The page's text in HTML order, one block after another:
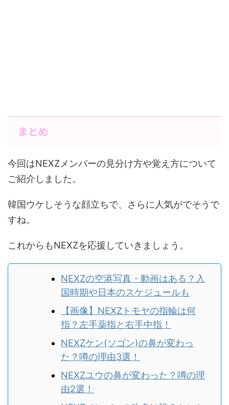
まとめ
今回はNEXZメンバーの見分け方や覚え方について
ご紹介しました。
韓国ウケしそうな顔立ちで、さらに人気がでそうで
すね。
これからもNEXZを応援していきましょう。
NEXZの空港写真・動画はある？入
国時期や日本のスケジュールも
【画像】NEXZトモヤの指輪は何
指？左手薬指と右手中指！
NEXZケン(ソゴン)の鼻が変わっ
た？噂の理由3選！
NEXZユウの鼻が変わった？噂の理
由2選！